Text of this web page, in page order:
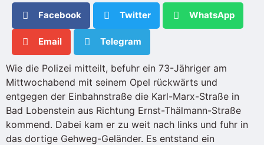
Facebook Twitter WhatsApp
Email Telegram
Wie die Polizei mitteilt, befuhr ein 73-Jähriger am
Mittwochabend mit seinem Opel rückwärts und
entgegen der Einbahnstraße die Karl-Marx-Straße in
Bad Lobenstein aus Richtung Ernst-Thälmann-Straße
kommend. Dabei kam er zu weit nach links und fuhr in
das dortige Gehweg-Geländer. Es entstand ein